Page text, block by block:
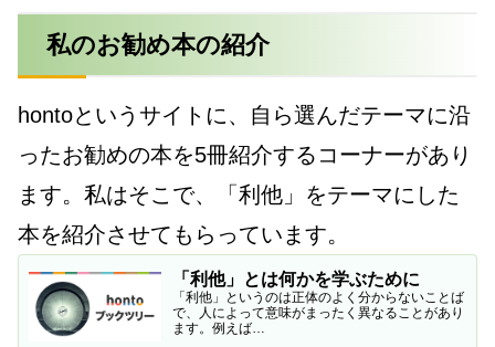
私のお勧め本の紹介
hontoというサイトに、自ら選んだテーマに沿
ったお勧めの本を5冊紹介するコーナーがあり
ます。私はそこで、「利他」をテーマにした
本を紹介させてもらっています。
「利他」とは何かを学ぶために
「利他」というのは正体のよく分からないことば
で、人によって意味がまったく異なることがあり
ます。例えば…